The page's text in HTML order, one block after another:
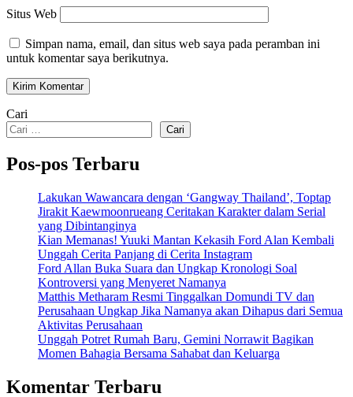
Situs Web
Simpan nama, email, dan situs web saya pada peramban ini
untuk komentar saya berikutnya.
Cari
Cari
Pos-pos Terbaru
Lakukan Wawancara dengan ‘Gangway Thailand’, Toptap
Jirakit Kaewmoonrueang Ceritakan Karakter dalam Serial
yang Dibintanginya
Kian Memanas! Yuuki Mantan Kekasih Ford Alan Kembali
Unggah Cerita Panjang di Cerita Instagram
Ford Allan Buka Suara dan Ungkap Kronologi Soal
Kontroversi yang Menyeret Namanya
Matthis Metharam Resmi Tinggalkan Domundi TV dan
Perusahaan Ungkap Jika Namanya akan Dihapus dari Semua
Aktivitas Perusahaan
Unggah Potret Rumah Baru, Gemini Norrawit Bagikan
Momen Bahagia Bersama Sahabat dan Keluarga
Komentar Terbaru